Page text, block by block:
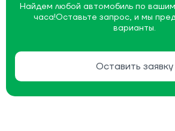
Найдем любой автомобиль по
часа!Оставьте запрос, и мы
варианты.
Оставить заявку